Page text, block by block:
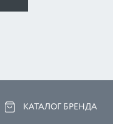
КАТАЛОГ БРЕНДА